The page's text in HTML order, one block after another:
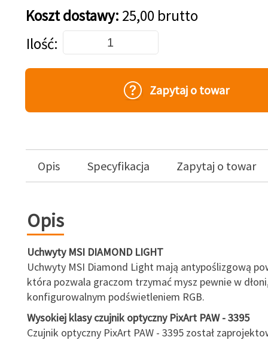
Koszt dostawy: 25,00 brutto
Dodaj do koszyka
Ilość
Zapytaj o towar
Opis Specyfikacja Zapytaj o towar
Opis
Uchwyty MSI DIAMOND LIGHT
Uchwyty MSI Diamond Light mają antypoślizgową
która pozwala graczom trzymać mysz pewnie w
konfigurowalnym podświetleniem RGB.
Wysokiej klasy czujnik optyczny PixArt PAW - 3395
Czujnik optyczny PixArt PAW - 3395 został